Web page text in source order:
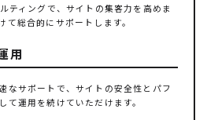
ティングで、サイトの集客力を高めま
て総合的にサポートします。
用
なサポートで、サイトの安全性とパフ
て運用を続けていただけます。